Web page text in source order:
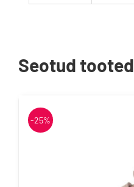
Seotud tooted
-25%